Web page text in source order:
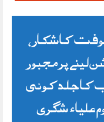
کا شکار،
لینے پر مجبور
کا جلد کوئی
علیاء شگری